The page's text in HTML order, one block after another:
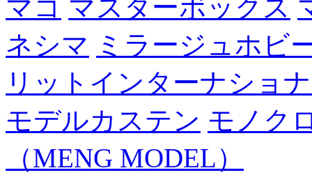
マコ マスターボックス
ネシマ ミラージュホビ
リットインターナショ
モデルカステン モノク
（MENG MODEL）